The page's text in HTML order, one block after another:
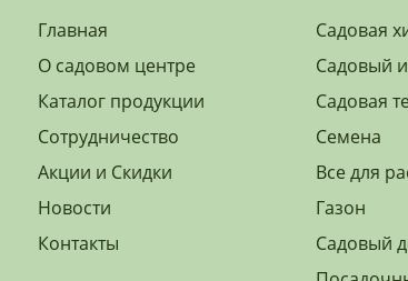
Главная
О садовом центре
Каталог продукции
Сотрудничество
Акции и Скидки
Новости
Контакты
Садовая
Садовый
Садовая
Семена
Все для
Газон
Садовый